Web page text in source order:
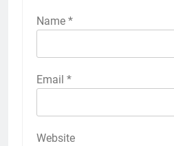
Name *
Email *
Website